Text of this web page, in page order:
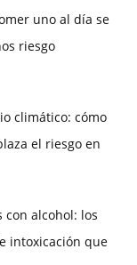
uno al día se
riesgo
climático: cómo
el riesgo en
con alcohol: los
intoxicación que